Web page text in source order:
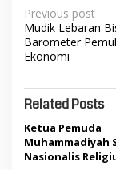
Post
Previous post
Mudik Lebaran
Barometer
Ekonomi
Related Posts
Ketua Pemuda
Muhammadiyah
Nasionalis